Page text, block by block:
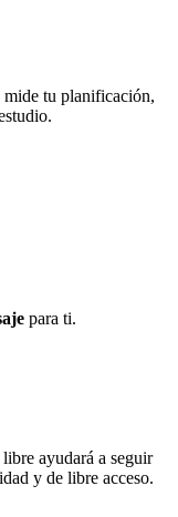
mide tu planificación,
para ti.
ayudará a seguir
y de libre acceso.